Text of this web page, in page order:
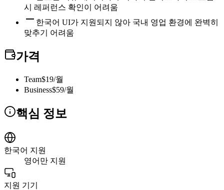
시 레퍼런스 확인이 어려움
한국어 UI가 지원되지 않아 국내 영업 환경에 완벽히
맞추기 어려움
가격
Team$19/월
Business$59/월
핵심 정보
한국어 지원
영어만 지원
지원 기기